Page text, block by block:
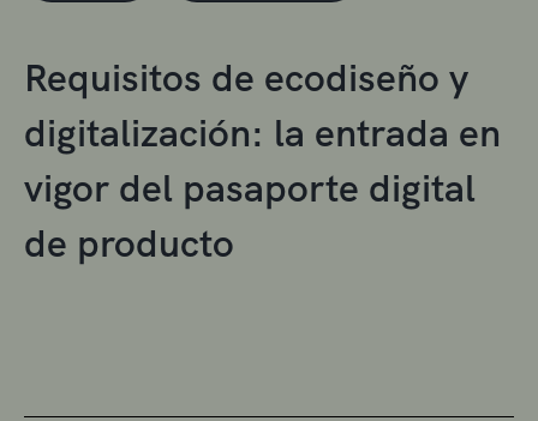
Requisitos de ecodiseño y
digitalización: la entrada en
vigor del pasaporte digital
de producto